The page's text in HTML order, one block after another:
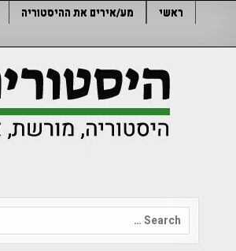
ראשי מע/אירים את ההיסטוריה
Search
for: